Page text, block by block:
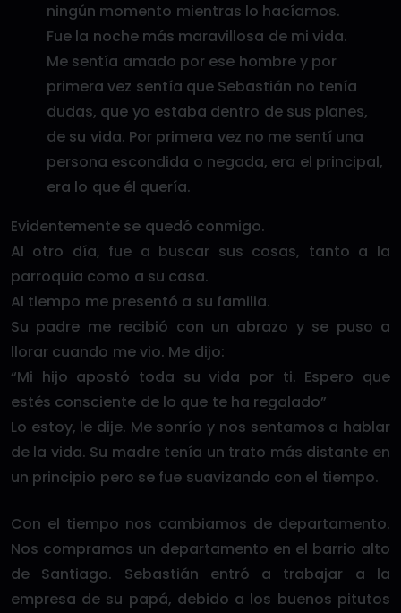
ningún momento mientras lo hacíamos.
Fue la noche más maravillosa de mi vida.
Me sentía amado por ese hombre y por
primera vez sentía que Sebastián no tenía
dudas, que yo estaba dentro de sus planes,
de su vida. Por primera vez no me sentí una
persona escondida o negada, era el principal,
era lo que él quería.
Evidentemente se quedó conmigo.
Al otro día, fue a buscar sus cosas, tanto a la
parroquia como a su casa.
Al tiempo me presentó a su familia.
Su padre me recibió con un abrazo y se puso a
llorar cuando me vio. Me dijo:
“Mi hijo apostó toda su vida por ti. Espero que
estés consciente de lo que te ha regalado”
Lo estoy, le dije. Me sonrío y nos sentamos a hablar
de la vida. Su madre tenía un trato más distante en
un principio pero se fue suavizando con el tiempo.
Con el tiempo nos cambiamos de departamento.
Nos compramos un departamento en el barrio alto
de Santiago. Sebastián entró a trabajar a la
empresa de su papá, debido a los buenos pitutos